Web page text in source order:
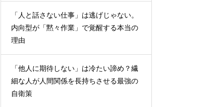
「人と話さない仕事」は逃げじゃない。
内向型が「黙々作業」で覚醒する本当の
理由
「他人に期待しない」は冷たい諦め？繊
細な人が人間関係を長持ちさせる最強の
自衛策